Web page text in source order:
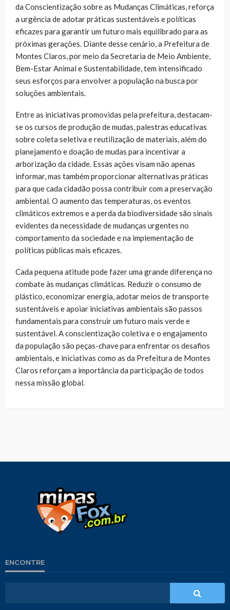
da Conscientização sobre as Mudanças Climáticas, reforça
a urgência de adotar práticas sustentáveis e políticas
eficazes para garantir um futuro mais equilibrado para as
próximas gerações. Diante desse cenário, a Prefeitura de
Montes Claros, por meio da Secretaria de Meio Ambiente,
Bem-Estar Animal e Sustentabilidade, tem intensificado
seus esforços para envolver a população na busca por
soluções ambientais.
Entre as iniciativas promovidas pela prefeitura, destacam-
se os cursos de produção de mudas, palestras educativas
sobre coleta seletiva e reutilização de materiais, além do
planejamento e doação de mudas para incentivar a
arborização da cidade. Essas ações visam não apenas
informar, mas também proporcionar alternativas práticas
para que cada cidadão possa contribuir com a preservação
ambiental. O aumento das temperaturas, os eventos
climáticos extremos e a perda da biodiversidade são sinais
evidentes da necessidade de mudanças urgentes no
comportamento da sociedade e na implementação de
políticas públicas mais eficazes.
Cada pequena atitude pode fazer uma grande diferença no
combate às mudanças climáticas. Reduzir o consumo de
plástico, economizar energia, adotar meios de transporte
sustentáveis e apoiar iniciativas ambientais são passos
fundamentais para construir um futuro mais verde e
sustentável. A conscientização coletiva e o engajamento
da população são peças-chave para enfrentar os desafios
ambientais, e iniciativas como as da Prefeitura de Montes
Claros reforçam a importância da participação de todos
nessa missão global.
ENCONTRE